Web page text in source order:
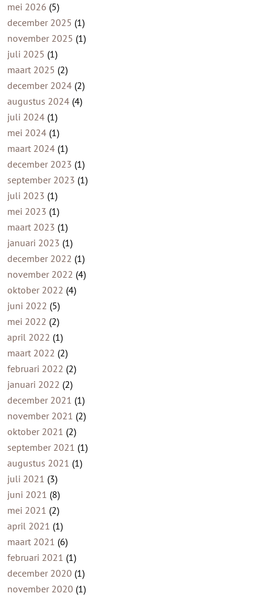
mei 2026 (5)
december 2025 (1)
november 2025 (1)
juli 2025 (1)
maart 2025 (2)
december 2024(2)
augustus 2024(4)
juli 2024(1)
mei 2024(1)
maart 2024(1)
december 2023 (1)
september 2023 (1)
juli 2023 (1)
mei 2023 (1)
maart 2023 (1)
januari 2023 (1)
december 2022 (1)
november 2022 (4)
oktober 2022 (4)
juni 2022 (5)
mei 2022 (2)
april 2022 (1)
maart 2022 (2)
februari 2022 (2)
januari 2022 (2)
december 2021 (1)
november 2021 (2)
oktober 2021 (2)
september 2021 (1)
augustus 2021 (1)
juli 2021 (3)
juni 2021 (8)
mei 2021 (2)
april 2021 (1)
maart 2021 (6)
februari 2021 (1)
december 2020 (1)
november 2020 (1)